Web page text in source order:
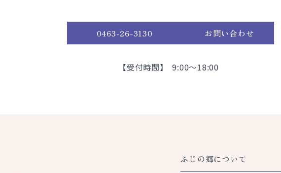
0463-26-3130 お問い合わせ
【受付時間】 9:00～18:00
ふじの郷について